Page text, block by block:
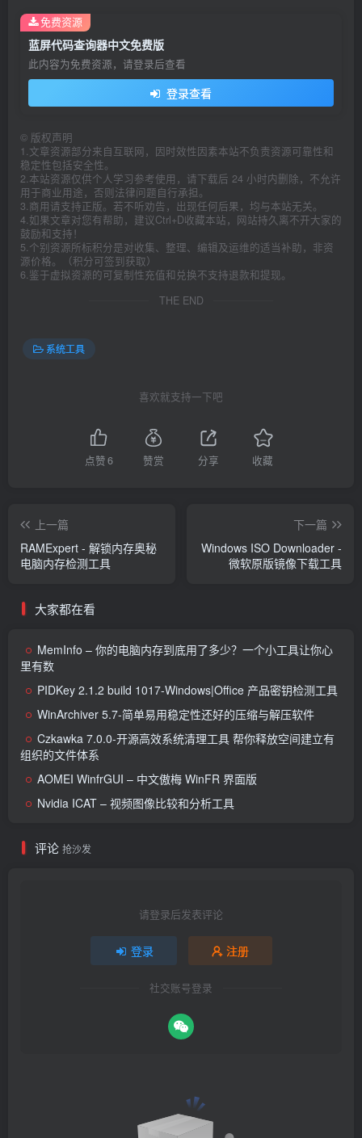
蓝屏代码查询器中文免费版
此内容为免费资源，请登录后查看
登录查看
免费资源
© 版权声明
1.文章资源部分来自互联网，因时效性因素本站不负责资源可靠性和
稳定性包括安全性。
2.本站资源仅供个人学习参考使用，请下载后 24 小时内删除，不允许
用于商业用途，否则法律问题自行承担。
3.商用请支持正版。若不听劝告，出现任何后果，均与本站无关。
4.如果文章对您有帮助，建议Ctrl+D收藏本站，网站持久离不开大家的
鼓励和支持！
5.个别资源所标积分是对收集、整理、编辑及运维的适当补助，非资
源价格。（积分可签到获取）
6.鉴于虚拟资源的可复制性充值和兑换不支持退款和提现。
THE END
系统工具
喜欢就支持一下吧
点赞6 赞赏 分享 收藏
上一篇
RAMExpert - 解锁内存奥秘
电脑内存检测工具
下一篇
Windows ISO Downloader -
微软原版镜像下载工具
大家都在看
MemInfo – 你的电脑内存到底用了多少？一个小工具让你心
里有数
PIDKey 2.1.2 build 1017-Windows|Office 产品密钥检测工具
WinArchiver 5.7-简单易用稳定性还好的压缩与解压软件
Czkawka 7.0.0-开源高效系统清理工具 帮你释放空间建立有
组织的文件体系
AOMEI WinfrGUI – 中文傲梅 WinFR 界面版
Nvidia ICAT – 视频图像比较和分析工具
评论 抢沙发
请登录后发表评论
登录 注册
社交账号登录